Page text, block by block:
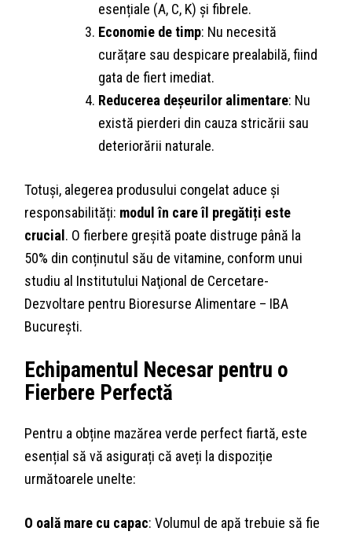
esențiale (A, C, K) și fibrele.
Economie de timp: Nu necesită
curățare sau despicare prealabilă, fiind
gata de fiert imediat.
Reducerea deșeurilor alimentare: Nu
există pierderi din cauza stricării sau
deteriorării naturale.
Totuși, alegerea produsului congelat aduce și
responsabilități: modul în care îl pregătiți este
crucial . O fierbere greșită poate distruge până la
50% din conținutul său de vitamine, conform unui
studiu al Institutului Naţional de Cercetare-
Dezvoltare pentru Bioresurse Alimentare – IBA
Bucureşti.
Echipamentul Necesar pentru o
Fierbere Perfectă
Pentru a obține mazărea verde perfect fiartă, este
esențial să vă asigurați că aveți la dispoziție
următoarele unelte:
O oală mare cu capac: Volumul de apă trebuie să fie